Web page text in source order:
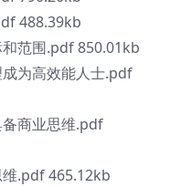
488.39kb
范围.pdf 850.01kb
为高效能人士.pdf
商业思维.pdf
.pdf 465.12kb